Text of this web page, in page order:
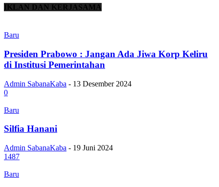
IKLAN DAN KERJASAMA
Baru
Presiden Prabowo : Jangan Ada Jiwa Korp Keliru
di Institusi Pemerintahan
Admin SabanaKaba - 13 Desember 2024
0
Baru
Silfia Hanani
Admin SabanaKaba - 19 Juni 2024
1487
Baru